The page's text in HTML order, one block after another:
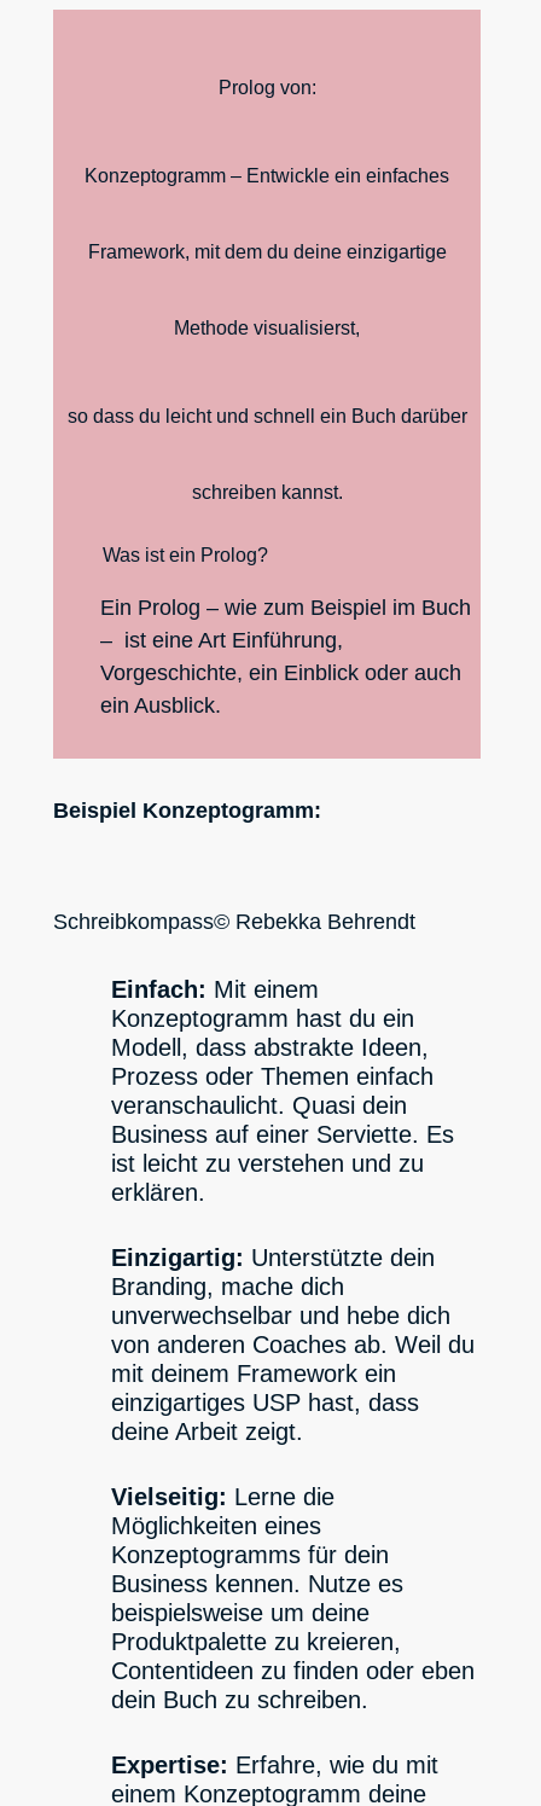
Prolog von:
Konzeptogramm – Entwickle ein einfaches
Framework, mit dem du deine einzigartige
Methode visualisierst,
so dass du leicht und schnell ein Buch darüber
schreiben kannst.
Was ist ein Prolog?
Ein Prolog – wie zum Beispiel im Buch
– ist eine Art Einführung,
Vorgeschichte, ein Einblick oder auch
ein Ausblick.
Beispiel Konzeptogramm:
Schreibkompass© Rebekka Behrendt
Einfach: Mit einem
Konzeptogramm hast du ein
Modell, dass abstrakte Ideen,
Prozess oder Themen einfach
veranschaulicht. Quasi dein
Business auf einer Serviette. Es
ist leicht zu verstehen und zu
erklären.
Einzigartig: Unterstützte dein
Branding, mache dich
unverwechselbar und hebe dich
von anderen Coaches ab. Weil du
mit deinem Framework ein
einzigartiges USP hast, dass
deine Arbeit zeigt.
Vielseitig: Lerne die
Möglichkeiten eines
Konzeptogramms für dein
Business kennen. Nutze es
beispielsweise um deine
Produktpalette zu kreieren,
Contentideen zu finden oder eben
dein Buch zu schreiben.
Expertise: Erfahre, wie du mit
einem Konzeptogramm deine